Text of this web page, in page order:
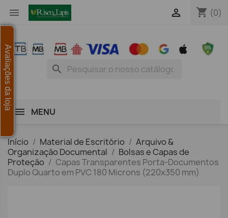
 shopping_cart (0)

search
MENU
Início Material de Escritório
Arquivo &
Organização Documental
Bolsas e Capas de
Proteção
Capas Transparentes Porta-Documentos
Duplo Quarto em PVC 180 Microns (220x350 mm)
Avaliações da loja